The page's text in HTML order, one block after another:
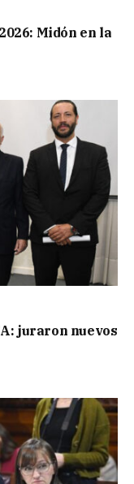
Midón en la
juraron nuevos